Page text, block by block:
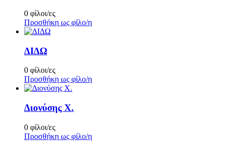
0 φίλοι/ες
Προσθήκη ως φίλο/η
ΔΙΔΩ
0 φίλοι/ες
Προσθήκη ως φίλο/η
Διονύσης Χ.
0 φίλοι/ες
Προσθήκη ως φίλο/η